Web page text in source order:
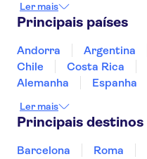
Disneyland® Paris
Museu da Orangerie
Palácio de Versalhes
Ler mais
Principais países
Andorra Argentina
Chile
Costa Rica
Alemanha
Espanha
Marrocos
Maldivas
Singapura
Turquia
Ler mais
Principais destinos
Barcelona Roma